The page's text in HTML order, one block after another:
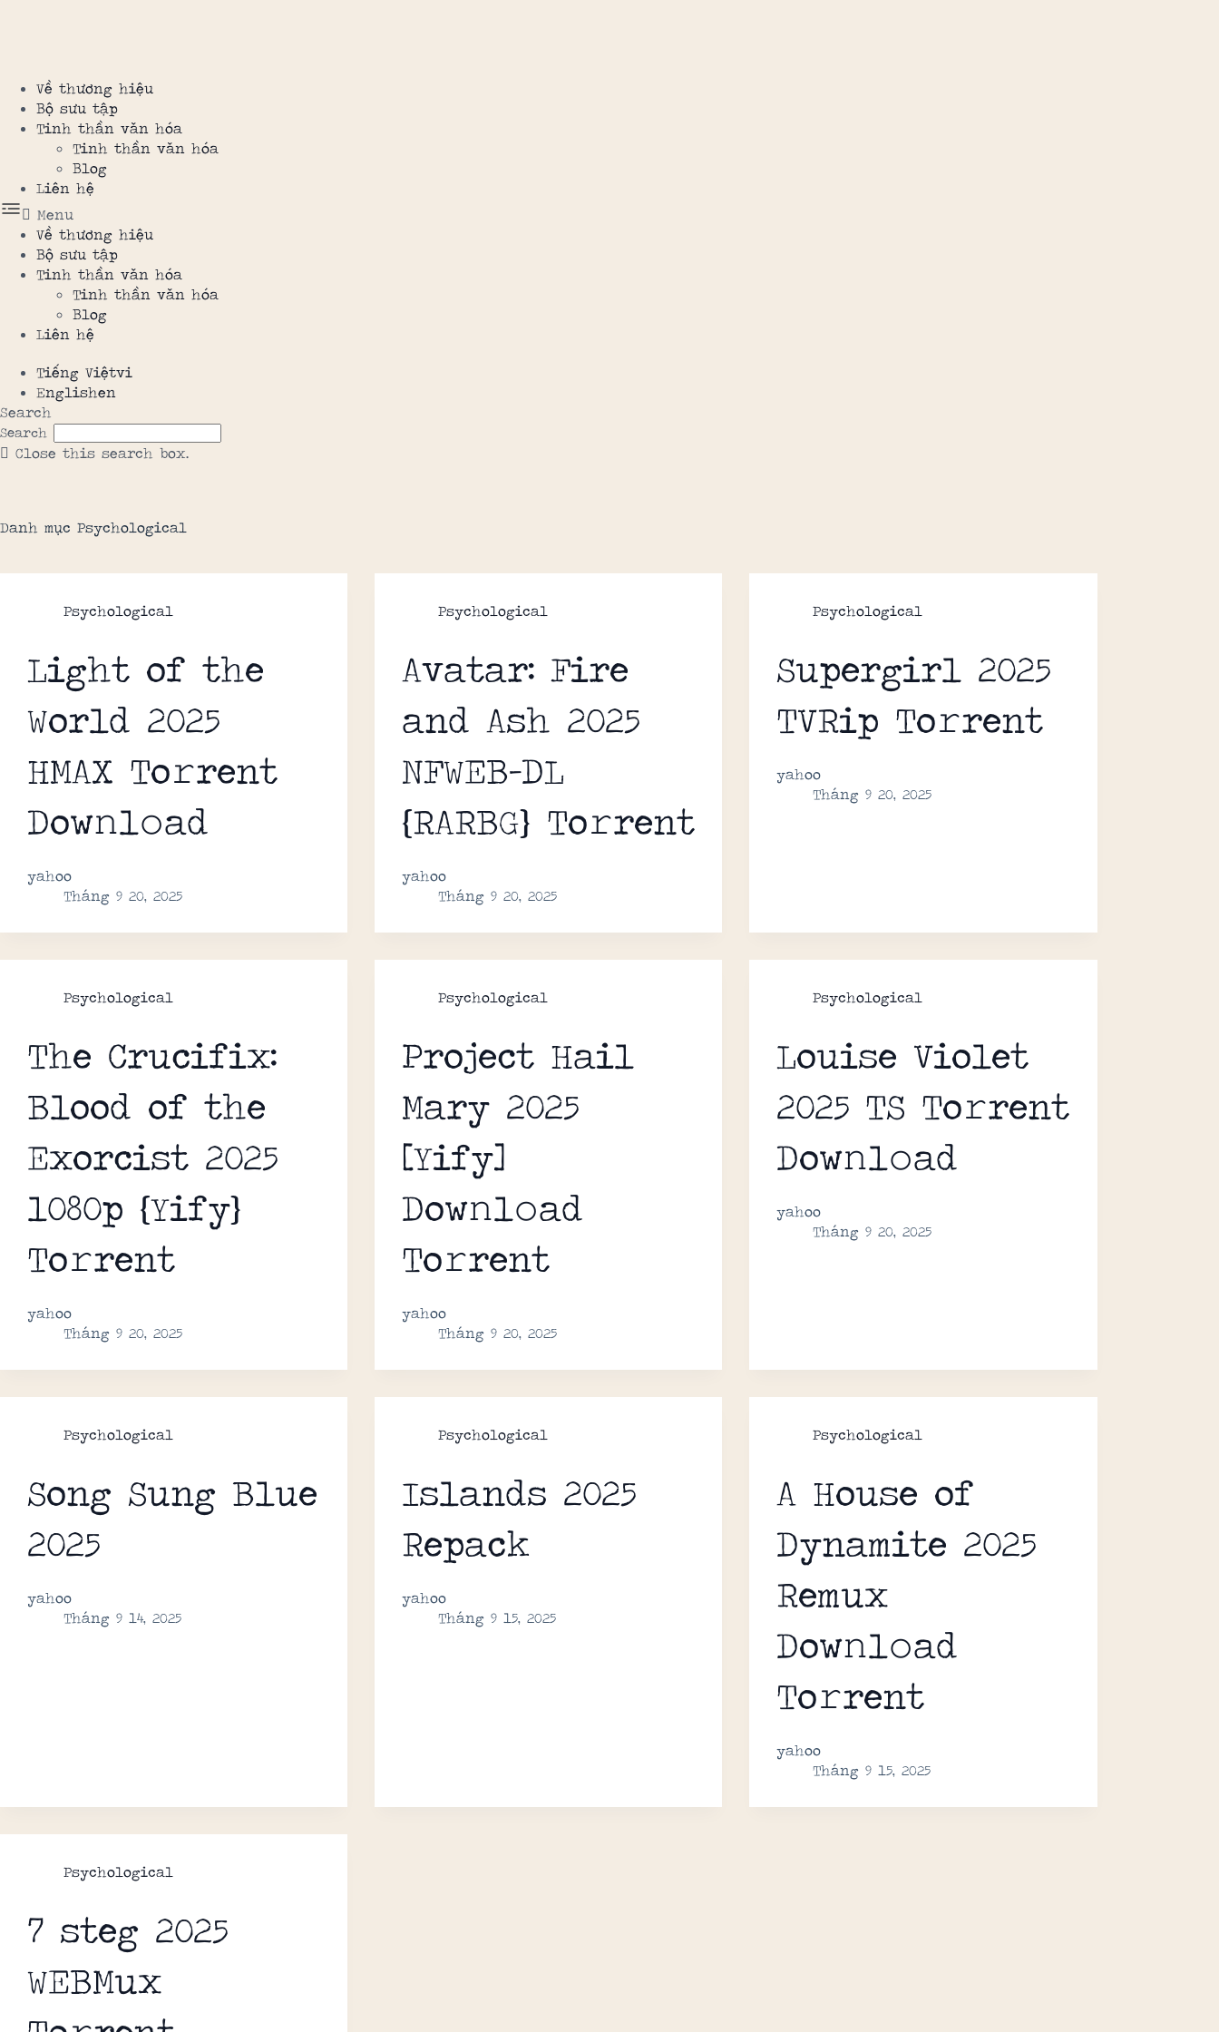
dung Về thương hiệu
Bộ sưu tập
Tinh thần văn hóa
Tinh thần văn hóa
Blog
Liên hệ
Menu
Về thương hiệu
Bộ sưu tập
Tinh thần văn hóa
Tinh thần văn hóa
Blog
Liên hệ
Tiếng Việtvi
Englishen
Search
Search
Close this search box.
Danh mục Psychological
Psychological
Light of the
World 2025
HMAX To𝚛rent
Dow𝚗l𝚘ad
yahoo
Tháng 9 20, 2025
Psychological
Avatar: Fire
and Ash 2025
NFWEB-DL
{RARBG} To𝚛rent
yahoo
Tháng 9 20, 2025
Psychological
Supergirl 2025
TVRip To𝚛rent
yahoo
Tháng 9 20, 2025
Psychological
The Crucifix:
Blood of the
Exorcist 2025
1080p {Yify}
To𝚛rent
yahoo
Tháng 9 20, 2025
Psychological
Project Hail
Mary 2025
[Yify]
Dow𝚗l𝚘ad
To𝚛rent
yahoo
Tháng 9 20, 2025
Psychological
Louise Violet
2025 TS To𝚛rent
Dow𝚗l𝚘ad
yahoo
Tháng 9 20, 2025
Psychological
Song Sung Blue
2025
yahoo
Tháng 9 14, 2025
Psychological
Islands 2025
Repack
yahoo
Tháng 9 15, 2025
Psychological
A House of
Dynamite 2025
Remux
Dow𝚗l𝚘ad
To𝚛rent
yahoo
Tháng 9 15, 2025
Psychological
7 steg 2025
WEBMux